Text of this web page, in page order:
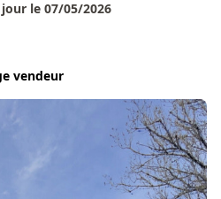
le 07/05/2026
vendeur